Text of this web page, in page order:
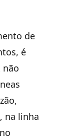
de
é
não
na linha